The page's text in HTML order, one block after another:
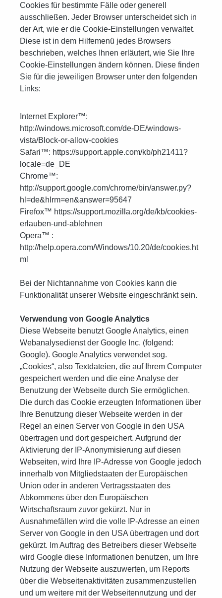
Cookies für bestimmte Fälle oder generell
ausschließen. Jeder Browser unterscheidet sich in
der Art, wie er die Cookie-Einstellungen verwaltet.
Diese ist in dem Hilfemenü jedes Browsers
beschrieben, welches Ihnen erläutert, wie Sie Ihre
Cookie-Einstellungen ändern können. Diese finden
Sie für die jeweiligen Browser unter den folgenden
Links:
Internet Explorer™:
http://windows.microsoft.com/de-DE/windows-
vista/Block-or-allow-cookies
Safari™: https://support.apple.com/kb/ph21411?
locale=de_DE
Chrome™:
http://support.google.com/chrome/bin/answer.py?
hl=de&hlrm=en&answer=95647
Firefox™ https://support.mozilla.org/de/kb/cookies-
erlauben-und-ablehnen
Opera™ :
http://help.opera.com/Windows/10.20/de/cookies.ht
ml
Bei der Nichtannahme von Cookies kann die
Funktionalität unserer Website eingeschränkt sein.
Verwendung von Google Analytics
Diese Webseite benutzt Google Analytics, einen
Webanalysedienst der Google Inc. (folgend:
Google). Google Analytics verwendet sog.
„Cookies“, also Textdateien, die auf Ihrem Computer
gespeichert werden und die eine Analyse der
Benutzung der Webseite durch Sie ermöglichen.
Die durch das Cookie erzeugten Informationen über
Ihre Benutzung dieser Webseite werden in der
Regel an einen Server von Google in den USA
übertragen und dort gespeichert. Aufgrund der
Aktivierung der IP-Anonymisierung auf diesen
Webseiten, wird Ihre IP-Adresse von Google jedoch
innerhalb von Mitgliedstaaten der Europäischen
Union oder in anderen Vertragsstaaten des
Abkommens über den Europäischen
Wirtschaftsraum zuvor gekürzt. Nur in
Ausnahmefällen wird die volle IP-Adresse an einen
Server von Google in den USA übertragen und dort
gekürzt. Im Auftrag des Betreibers dieser Webseite
wird Google diese Informationen benutzen, um Ihre
Nutzung der Webseite auszuwerten, um Reports
über die Webseitenaktivitäten zusammenzustellen
und um weitere mit der Webseitennutzung und der